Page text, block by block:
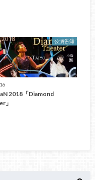
公演告知
2018「Diamond
」